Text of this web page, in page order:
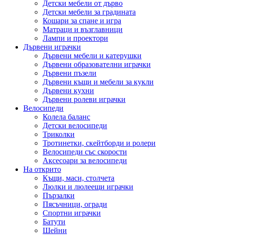
Детски мебели от дърво
Детски мебели за градината
Кошари за спане и игра
Матраци и възглавници
Лампи и проектори
Дървени играчки
Дървени мебели и катерушки
Дървени образователни играчки
Дървени пъзели
Дървени къщи и мебели за кукли
Дървени кухни
Дървени ролеви играчки
Велосипеди
Колела баланс
Детски велосипеди
Триколки
Тротинетки, скейтборди и ролери
Велосипеди със скорости
Аксесоари за велосипеди
На открито
Къщи, маси, столчета
Люлки и люлеещи играчки
Пързалки
Пясъчници, огради
Спортни играчки
Батути
Шейни